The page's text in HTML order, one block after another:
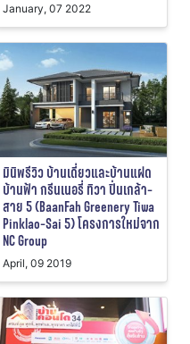
January, 07 2022
มินิพรีวิว บ้านเดี่ยวและบ้านแฝด
บ้านฟ้า กรีนเนอรี่ ทิวา ปิ่นเกล้า-
สาย 5 (BaanFah Greenery Tiwa
Pinklao-Sai 5) โครงการใหม่จาก
NC Group
April, 09 2019